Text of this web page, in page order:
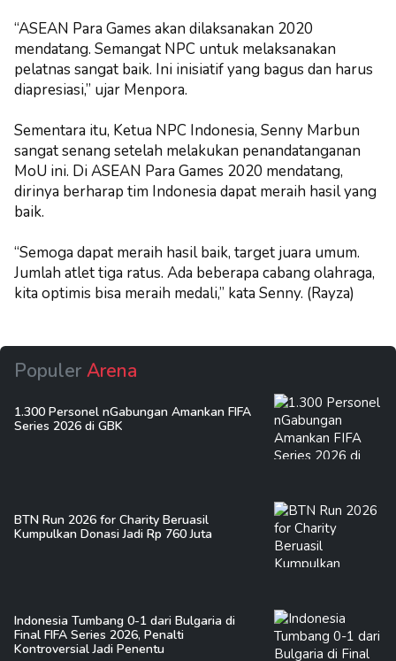
“ASEAN Para Games akan dilaksanakan 2020
mendatang. Semangat NPC untuk melaksanakan
pelatnas sangat baik. Ini inisiatif yang bagus dan harus
diapresiasi,” ujar Menpora.
Sementara itu, Ketua NPC Indonesia, Senny Marbun
sangat senang setelah melakukan penandatanganan
MoU ini. Di ASEAN Para Games 2020 mendatang,
dirinya berharap tim Indonesia dapat meraih hasil yang
baik.
“Semoga dapat meraih hasil baik, target juara umum.
Jumlah atlet tiga ratus. Ada beberapa cabang olahraga,
kita optimis bisa meraih medali,” kata Senny. (Rayza)
Populer Arena
1.300 Personel nGabungan Amankan FIFA
Series 2026 di GBK
BTN Run 2026 for Charity Beruasil
Kumpulkan Donasi Jadi Rp 760 Juta
Indonesia Tumbang 0-1 dari Bulgaria di
Final FIFA Series 2026, Penalti
Kontroversial Jadi Penentu